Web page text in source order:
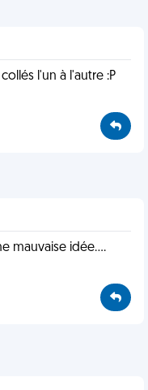
l'un à l'autre :P
mauvaise idée....